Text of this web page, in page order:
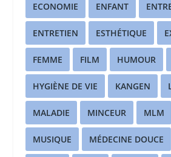
ECONOMIE ENFANT
ENTRETIEN ESTHÉTIQUE
FEMME FILM HUMOUR
HYGIÈNE DE VIE KANGEN
MALADIE MINCEUR MLM
MUSIQUE MÉDECINE DOUCE